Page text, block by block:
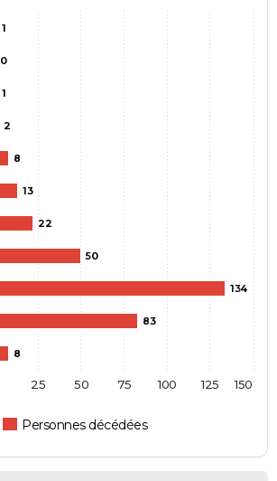
1
0
1
2
8
13
22
50
134
83
8
Personnes décédées
25 50 75 100 125 150